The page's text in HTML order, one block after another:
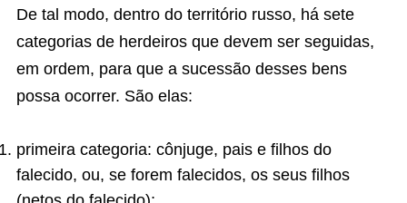
De tal modo, dentro do território russo, há sete
categorias de herdeiros que devem ser seguidas,
em ordem, para que a sucessão desses bens
possa ocorrer. São elas:
primeira categoria: cônjuge, pais e filhos do
falecido, ou, se forem falecidos, os seus filhos